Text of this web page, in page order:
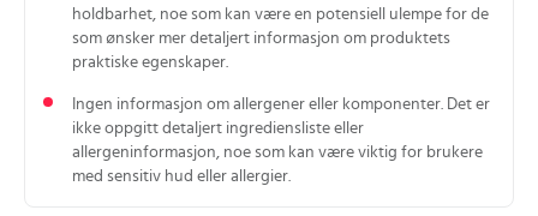
holdbarhet, noe som kan være en potensiell ulempe for de
som ønsker mer detaljert informasjon om produktets
praktiske egenskaper.
Ingen informasjon om allergener eller komponenter. Det er
ikke oppgitt detaljert ingrediensliste eller
allergeninformasjon, noe som kan være viktig for brukere
med sensitiv hud eller allergier.